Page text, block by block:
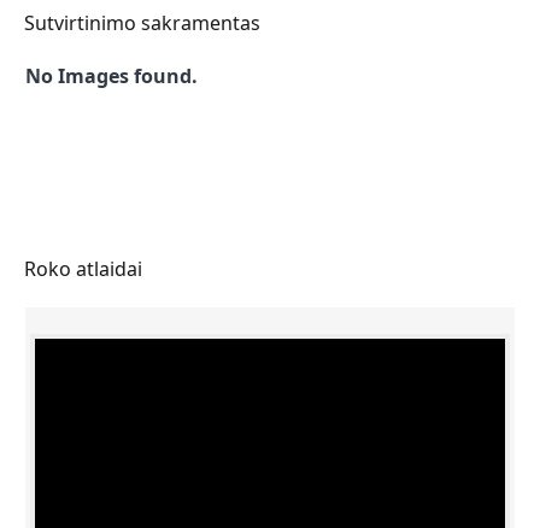
Sutvirtinimo sakramentas
No Images found.
Roko atlaidai